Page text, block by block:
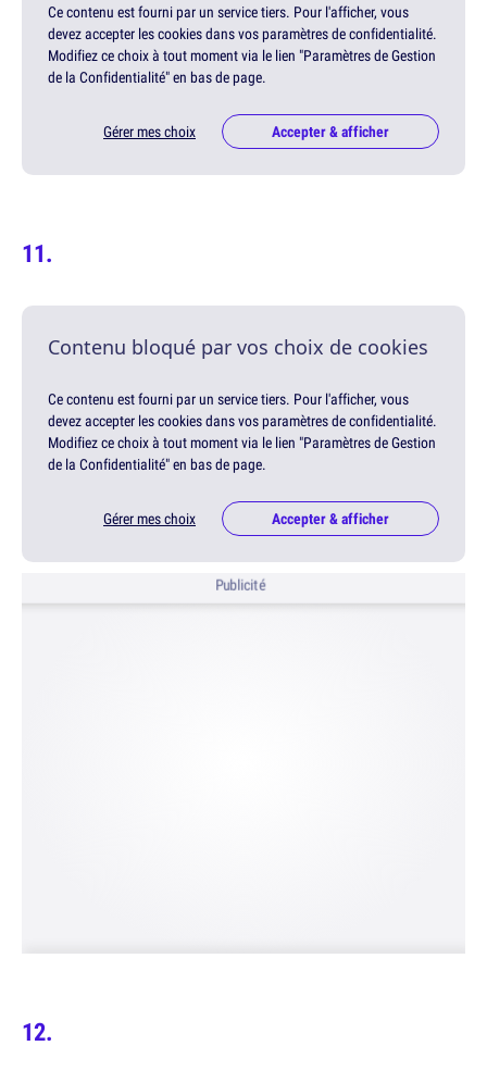
Ce contenu est fourni par un service tiers. Pour l'afficher, vous
devez accepter les cookies dans vos paramètres de confidentialité.
Modifiez ce choix à tout moment via le lien "Paramètres de Gestion
de la Confidentialité" en bas de page.
Gérer mes choix Accepter & afficher
Contenu bloqué par vos choix de cookies
Ce contenu est fourni par un service tiers. Pour l'afficher, vous
devez accepter les cookies dans vos paramètres de confidentialité.
Modifiez ce choix à tout moment via le lien "Paramètres de Gestion
de la Confidentialité" en bas de page.
Gérer mes choix Accepter & afficher
Publicité